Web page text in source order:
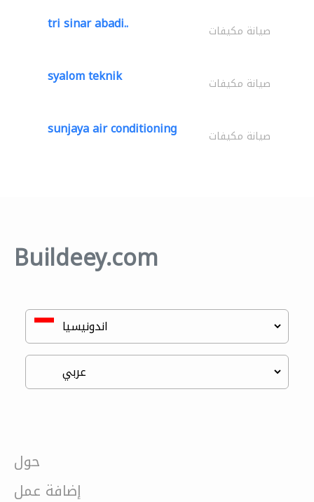
tri sinar abadi.. صيانة مكيفات
syalom teknik صيانة مكيفات
sunjaya air conditioning صيانة مكيفات
Buildeey.com
حول
إضافة عمل